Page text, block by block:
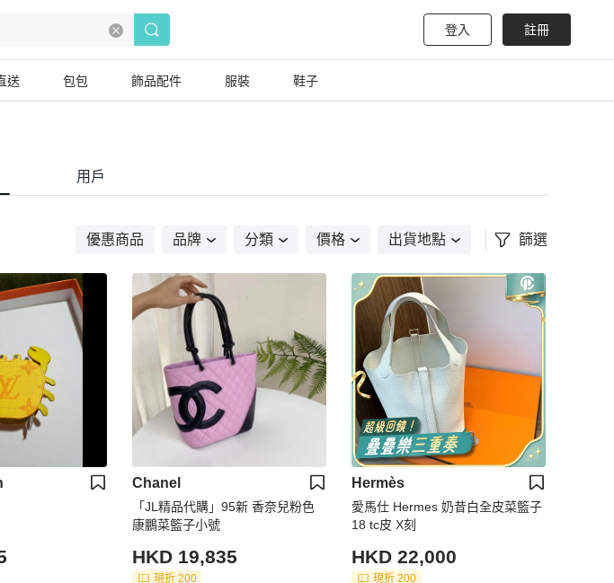
登入 註冊
送 包包 飾品配件 服裝 鞋子
用戶
優惠商品 品牌 分類 價格 出貨地點 篩選
Chanel
「JL精品代購」95新 香奈兒粉色
康鵬菜籃子小號
HKD 19,835
現折 200
Hermès
愛馬仕 Hermes 奶昔白全皮菜籃子
18 tc皮 X刻
HKD 22,000
現折 200